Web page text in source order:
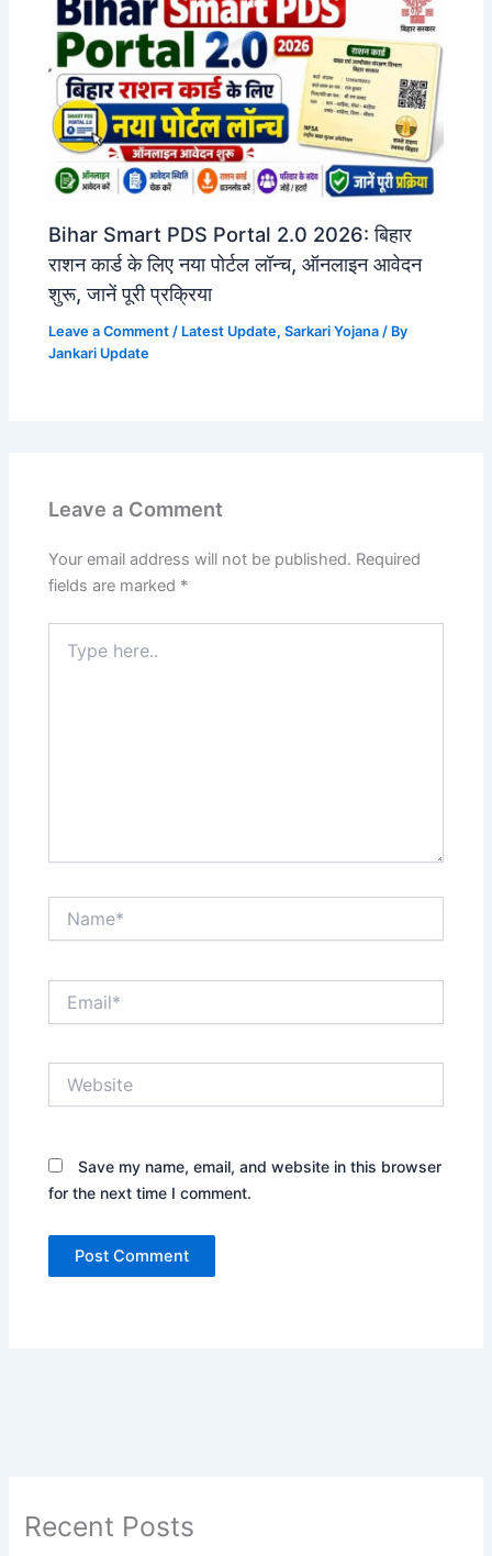
Bihar Smart PDS Portal 2.0 2026: बिहार
राशन कार्ड के लिए नया पोर्टल लॉन्च, ऑनलाइन आवेदन
शुरू, जानें पूरी प्रक्रिया
Leave a Comment / Latest Update,Sarkari Yojana / By
Jankari Update
Leave a Comment
Your email address will not be published. Required
fields are marked *
here..
Save my name, email, and website in this browser
for the next time I comment.
Recent Posts